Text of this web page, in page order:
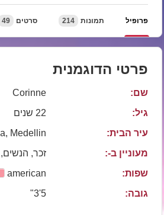
פרופיל תמונות 214 סרטים 49
פרטי הדוגמנית
שם:
Corinne
גיל:
22 שנים
עיר הבית:
Medellin
מעוניין ב-:
זכר,
שפות:
american
גובה: 5'3"